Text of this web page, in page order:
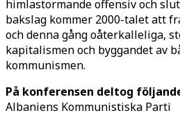
himlastormande offensiv och
bakslag kommer 2000-talet att
och denna gång oåterkalleliga,
kapitalismen och byggandet av
kommunismen.
På konferensen deltog
Albaniens Kommunistiska Parti